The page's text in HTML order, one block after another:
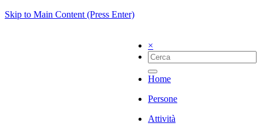
Skip to Main Content (Press Enter)
×
Home
Persone
Attività